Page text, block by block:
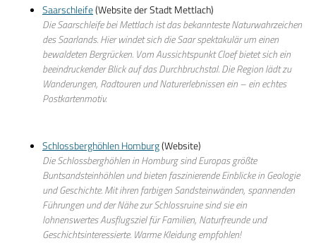
Saarschleife(Website der Stadt Mettlach)
Die Saarschleife bei Mettlach ist das bekannteste Naturwahrzeichen
des Saarlands. Hier windet sich die Saar spektakulär um einen
bewaldeten Bergrücken. Vom Aussichtspunkt Cloef bietet sich ein
beeindruckender Blick auf das Durchbruchstal. Die Region lädt zu
Wanderungen, Radtouren und Naturerlebnissen ein – ein echtes
Postkartenmotiv.
Schlossberghöhlen Homburg(Website)
Die Schlossberghöhlen in Homburg sind Europas größte
Buntsandsteinhöhlen und bieten faszinierende Einblicke in Geologie
und Geschichte. Mit ihren farbigen Sandsteinwänden, spannenden
Führungen und der Nähe zur Schlossruine sind sie ein
lohnenswertes Ausflugsziel für Familien, Naturfreunde und
Geschichtsinteressierte. Warme Kleidung empfohlen!